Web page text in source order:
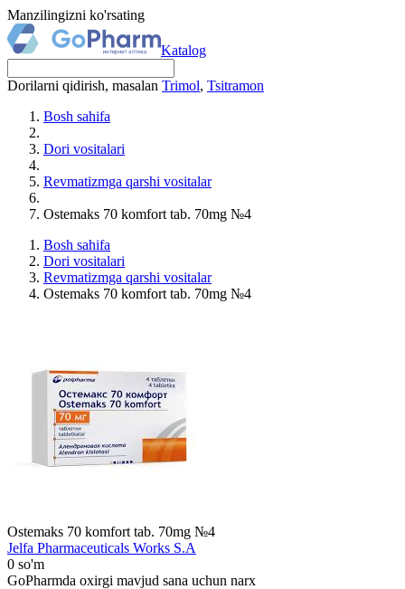
Manzilingizni ko'rsating
Katalog
Dorilarni qidirish, masalan Trimol, Tsitramon
Bosh sahifa
Dori vositalari
Revmatizmga qarshi vositalar
Ostemaks 70 komfort tab. 70mg №4
Bosh sahifa
Dori vositalari
Revmatizmga qarshi vositalar
Ostemaks 70 komfort tab. 70mg №4
Ostemaks 70 komfort tab. 70mg №4
Jelfa Pharmaceuticals Works S.A
0 so'm
GoPharmda oxirgi mavjud sana uchun narx